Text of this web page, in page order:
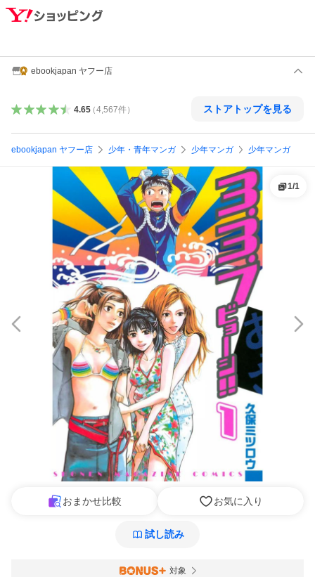
ebookjapan ヤフー店
4.65（4,567件） ストアトップを見る
ebookjapan ヤフー店 少年・青年マンガ 少年マンガ 少年マンガ
1/1
おまかせ比較 お気に入り
試し読み
対象